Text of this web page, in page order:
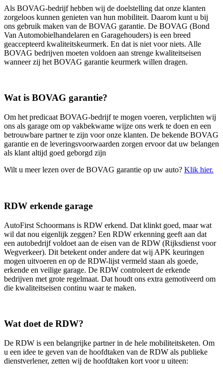
Als BOVAG-bedrijf hebben wij de doelstelling dat onze klanten
zorgeloos kunnen genieten van hun mobiliteit. Daarom kunt u bij
ons gebruik maken van de BOVAG garantie. De BOVAG (Bond
Van Automobielhandelaren en Garagehouders) is een breed
geaccepteerd kwaliteitskeurmerk. En dat is niet voor niets. Alle
BOVAG bedrijven moeten voldoen aan strenge kwaliteitseisen
wanneer zij het BOVAG garantie keurmerk willen dragen.
Wat is BOVAG garantie?
Om het predicaat BOVAG-bedrijf te mogen voeren, verplichten wij
ons als garage om op vakbekwame wijze ons werk te doen en een
betrouwbare partner te zijn voor onze klanten. De bekende BOVAG
garantie en de leveringsvoorwaarden zorgen ervoor dat uw belangen
als klant altijd goed geborgd zijn
Wilt u meer lezen over de BOVAG garantie op uw auto? Klik hier.
RDW erkende garage
AutoFirst Schoormans is RDW erkend. Dat klinkt goed, maar wat
wil dat nou eigenlijk zeggen? Een RDW erkenning geeft aan dat
een autobedrijf voldoet aan de eisen van de RDW (Rijksdienst voor
Wegverkeer). Dit betekent onder andere dat wij APK keuringen
mogen uitvoeren en op de RDW-lijst vermeld staan als goede,
erkende en veilige garage. De RDW controleert de erkende
bedrijven met grote regelmaat. Dat houdt ons extra gemotiveerd om
die kwaliteitseisen continu waar te maken.
Wat doet de RDW?
De RDW is een belangrijke partner in de hele mobiliteitsketen. Om
u een idee te geven van de hoofdtaken van de RDW als publieke
dienstverlener, zetten wij de hoofdtaken kort voor u uiteen: